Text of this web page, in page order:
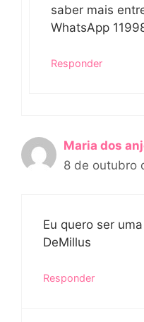
saber mais
WhatsApp
Responder
Maria dos
8 de outubro
Eu quero ser
DeMillus
Responder